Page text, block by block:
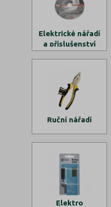
Elektrické nářadí
a příslušenství
Ruční nářadí
Elektro